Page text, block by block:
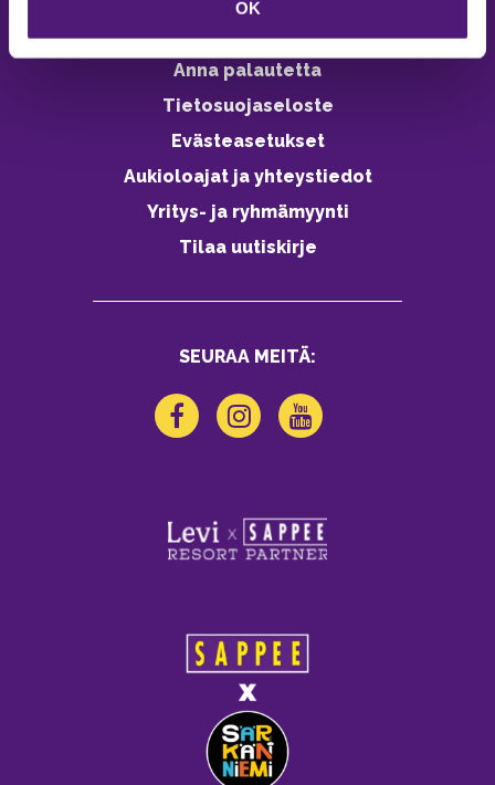
OK
Avoimet työpaikat
Anna palautetta
Tietosuojaseloste
Evästeasetukset
Aukioloajat ja yhteystiedot
Yritys- ja ryhmämyynti
Tilaa uutiskirje
SEURAA MEITÄ: